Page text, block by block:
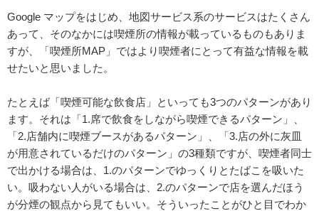
Google マップをはじめ、地図サービス系のサービスはたくさん
あって、そのなかには喫煙所の情報が載っているものもありま
すが、「喫煙所MAP」ではより喫煙者にとって有益な情報を載
せたいと思いました。
たとえば「喫煙可能な飲食店」といっても3つのパターンがあり
ます。それは「1.席で飲食をしながら喫煙できるパターン」、
「2.店舗内に喫煙ブースがあるパターン」、「3.店の外に灰皿
が用意されているだけのパターン」の3種類ですが、喫煙者同士
で出かける場合は、1.のパターンでゆっくりとたばこを吸いた
い。吸わない人がいる場合は、2.のパターンで店を選んだほう
が分煙の観点から見てもいい。そういったことがひと目でわか